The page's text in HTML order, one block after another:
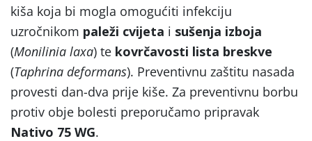
kiša koja bi mogla omogućiti infekciju
uzročnikom paleži cvijeta i sušenja izboja
(Monilinia laxa) te kovrčavosti lista breskve
(Taphrina deformans). Preventivnu zaštitu nasada
provesti dan-dva prije kiše. Za preventivnu borbu
protiv obje bolesti preporučamo pripravak
Nativo 75 WG.